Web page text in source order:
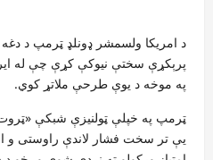
د امریکا ولسمشر ډونلډ ټرمپ د
پرېکړې سختې نیوکې کړې چې له
په موخه د یوې طرحې ملاتړ کوي.
ټرمپ په خپلې ټولنیزې شبکې
یې تر سخت فشار لاندې راوستی و او